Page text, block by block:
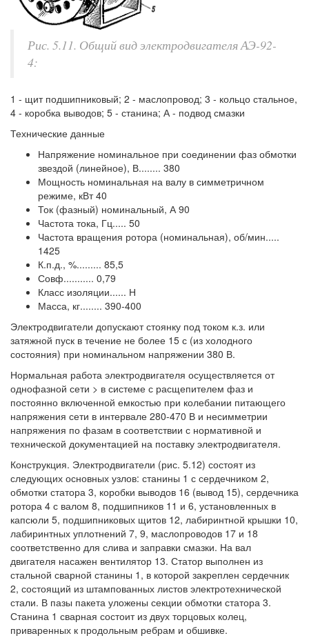
Рис. 5.11. Общий вид электродвигателя АЭ-92-
4:
1 - щит подшипниковый; 2 - маслопровод; 3 - кольцо стальное,
4 - коробка выводов; 5 - станина; А - подвод смазки
Технические данные
Напряжение номинальное при соединении фаз обмотки
звездой (линейное), В........ 380
Мощность номинальная на валу в симметричном
режиме, кВт 40
Ток (фазный) номинальный, А 90
Частота тока, Гц..... 50
Частота вращения ротора (номинальная), об/мин.....
1425
К.п.д., %......... 85,5
Совф........... 0,79
Класс изоляции...... Н
Масса, кг........ 390-400
Электродвигатели допускают стоянку под током к.з. или
затяжной пуск в течение не более 15 с (из холодного
состояния) при номинальном напряжении 380 В.
Нормальная работа электродвигателя осуществляется от
однофазной сети > в системе с расщепителем фаз и
постоянно включенной емкостью при колебании питающего
напряжения сети в интервале 280-470 В и несимметрии
напряжения по фазам в соответствии с нормативной и
технической документацией на поставку электродвигателя.
Конструкция. Электродвигатели (рис. 5.12) состоят из
следующих основных узлов: станины 1 с сердечником 2,
обмотки статора 3, коробки выводов 16 (вывод 15), сердечника
ротора 4 с валом 8, подшипников 11 и 6, установленных в
капсюли 5, подшипниковых щитов 12, лабиринтной крышки 10,
лабиринтных уплотнений 7, 9, маслопроводов 17 и 18
соответственно для слива и заправки смазки. На вал
двигателя насажен вентилятор 13. Статор выполнен из
стальной сварной станины 1, в которой закреплен сердечник
2, состоящий из штампованных листов электротехнической
стали. В пазы пакета уложены секции обмотки статора 3.
Станина 1 сварная состоит из двух торцовых колец,
приваренных к продольным ребрам и обшивке.